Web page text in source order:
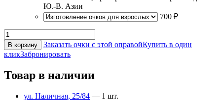
Ю.-В. Азии
700 ₽
В корзину Заказать очки с этой оправойКупить в один
кликЗабронировать
Товар в наличии
ул. Наличная, 25/84 — 1 шт.